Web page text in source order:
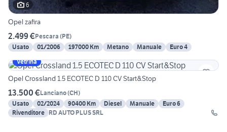
6
Opel zafira
2.499 €Pescara (PE)
Usato
01/2006 197000 Km Metano Manuale
Euro 4
Vetrina
Opel Crossland 1.5 ECOTEC D 110 CV Start&Stop
13.500 €Lanciano(CH)
Usato
02/2024 90400 Km Diesel Manuale
Euro 6
Rivenditore RD AUTO PLUS SRL